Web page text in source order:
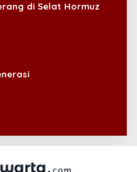
di Selat Hormuz